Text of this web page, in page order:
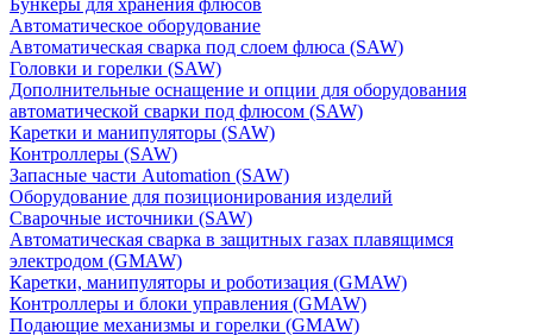
Бункеры для хранения флюсов
Автоматическое оборудование
Автоматическая сварка под слоем флюса (SAW)
Головки и горелки (SAW)
Дополнительные оснащение и опции для оборудования
автоматической сварки под флюсом (SAW)
Каретки и манипуляторы (SAW)
Контроллеры (SAW)
Запасные части Automation (SAW)
Оборудование для позиционирования изделий
Сварочные источники (SAW)
Автоматическая сварка в защитных газах плавящимся
электродом (GMAW)
Каретки, манипуляторы и роботизация (GMAW)
Контроллеры и блоки управления (GMAW)
Подающие механизмы и горелки (GMAW)